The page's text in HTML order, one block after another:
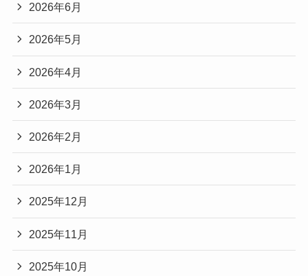
2026年6月
2026年5月
2026年4月
2026年3月
2026年2月
2026年1月
2025年12月
2025年11月
2025年10月